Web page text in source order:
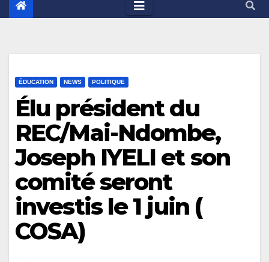
ÉDUCATION NEWS POLITIQUE
Élu président du
REC/Mai-Ndombe,
Joseph IYELI et son
comité seront
investis le 1 juin (
COSA)